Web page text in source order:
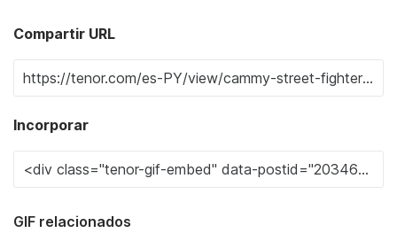
Compartir URL
Incorporar
GIF relacionados